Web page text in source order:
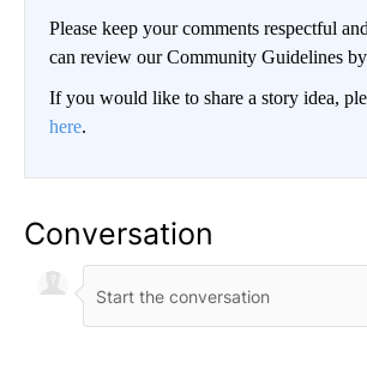
Please keep your comments respectful
can review our Community Guidelines by
If you would like to share a story idea,
here.
Conversation